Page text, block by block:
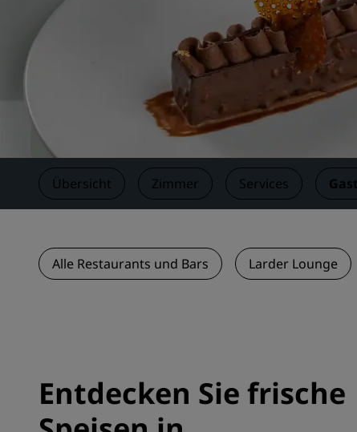
Verbundene Marken in China
Übersicht Zimmer Services
Alle Restaurants und Bars Larder Lounge
Entdecken Sie frische